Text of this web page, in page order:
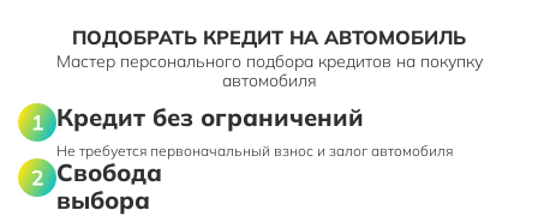
ПОДОБРАТЬ КРЕДИТ НА АВТОМОБИЛЬ
Мастер персонального подбора кредитов на покупку
автомобиля
Кредит без ограничений
Не требуется первоначальный взнос и залог автомобиля
Свобода
выбора